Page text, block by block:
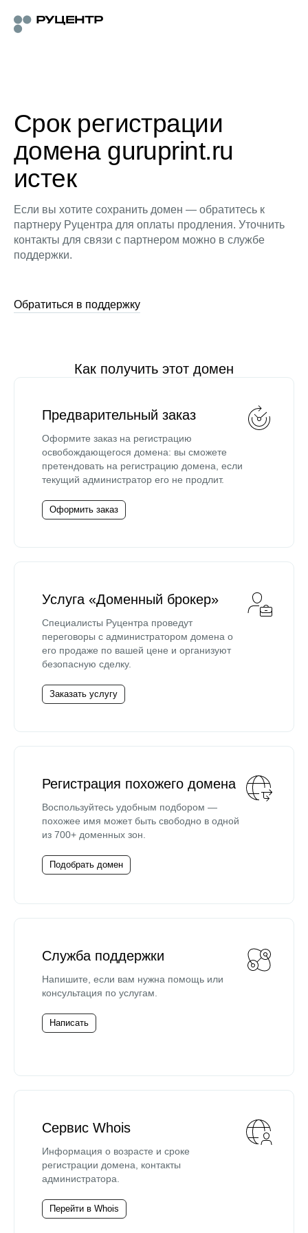
Срок регистрации
домена guruprint.ru
истек
Если вы хотите сохранить домен — обратитесь к
партнеру Руцентра для оплаты продления. Уточнить
контакты для связи с партнером можно в службе
поддержки.
Обратиться в поддержку
Как получить этот домен
Предварительный заказ
Оформите заказ на регистрацию
освобождающегося домена: вы сможете
претендовать на регистрацию домена, если
текущий администратор его не продлит.
Оформить заказ
Услуга «Доменный брокер»
Специалисты Руцентра проведут
переговоры с администратором домена о
его продаже по вашей цене и организуют
безопасную сделку.
Заказать услугу
Регистрация похожего домена
Воспользуйтесь удобным подбором —
похожее имя может быть свободно в одной
из 700+ доменных зон.
Подобрать домен
Служба поддержки
Напишите, если вам нужна помощь или
консультация по услугам.
Написать
Сервис Whois
Информация о возрасте и сроке
регистрации домена, контакты
администратора.
Перейти в Whois